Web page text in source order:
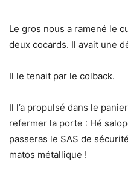
Le gros nous a ramené le
deux cocards. Il avait une
Il le tenait par le colback.
Il l’a propulsé dans le
refermer la porte : Hé
passeras le SAS de
matos métallique !